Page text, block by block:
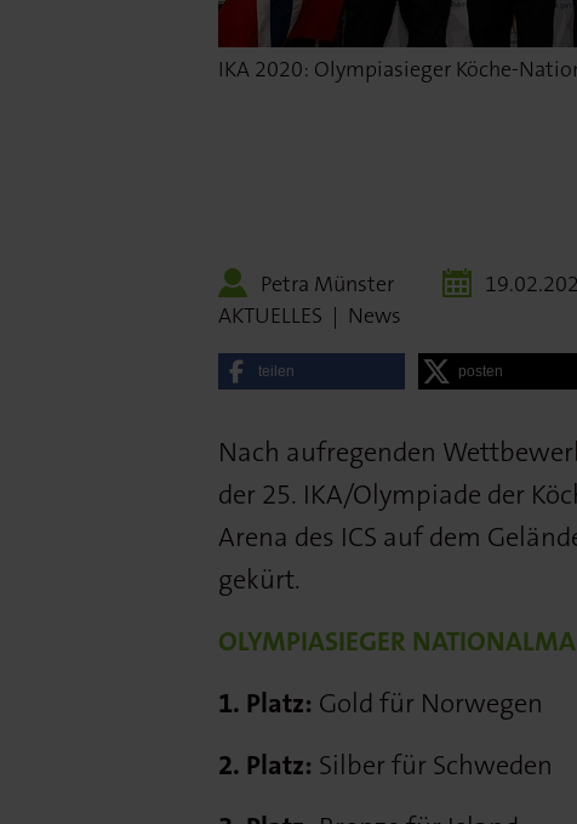
IKA 2020: Olympiasieger Köche-
Petra Münster
AKTUELLES | News
teilen posten
Nach aufregenden
der 25. IKA/Olympiade der
Arena des ICS auf dem
gekürt.
OLYMPIASIEGER
1. Platz: Gold für Norwegen
2. Platz: Silber für Schweden